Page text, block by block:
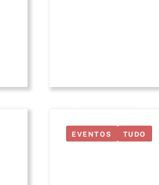
EVENTOS TUDO